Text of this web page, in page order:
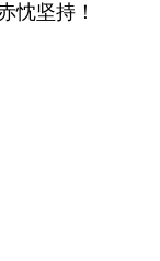
忱坚持！